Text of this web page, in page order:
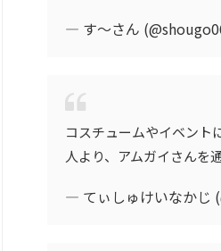
— す～さん
コスチュームやイベント
人より、アムガイさんを
— てぃしゅけいなかじ